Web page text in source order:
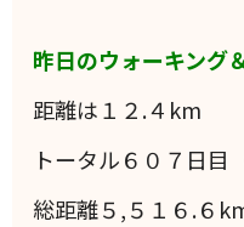
昨日のウォーキング
距離は１２.４km
トータル６０７日目
総距離５,５１６.６